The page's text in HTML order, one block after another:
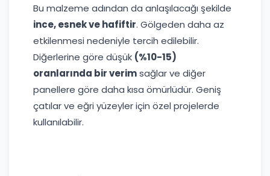
Bu malzeme adından da anlaşılacağı şekilde
ince, esnek ve hafiftir. Gölgeden daha az
etkilenmesi nedeniyle tercih edilebilir.
Diğerlerine göre düşük (%10-15)
oranlarında bir verimsağlar ve diğer
panellere göre daha kısa ömürlüdür. Geniş
çatılar ve eğri yüzeyler için özel projelerde
kullanılabilir.